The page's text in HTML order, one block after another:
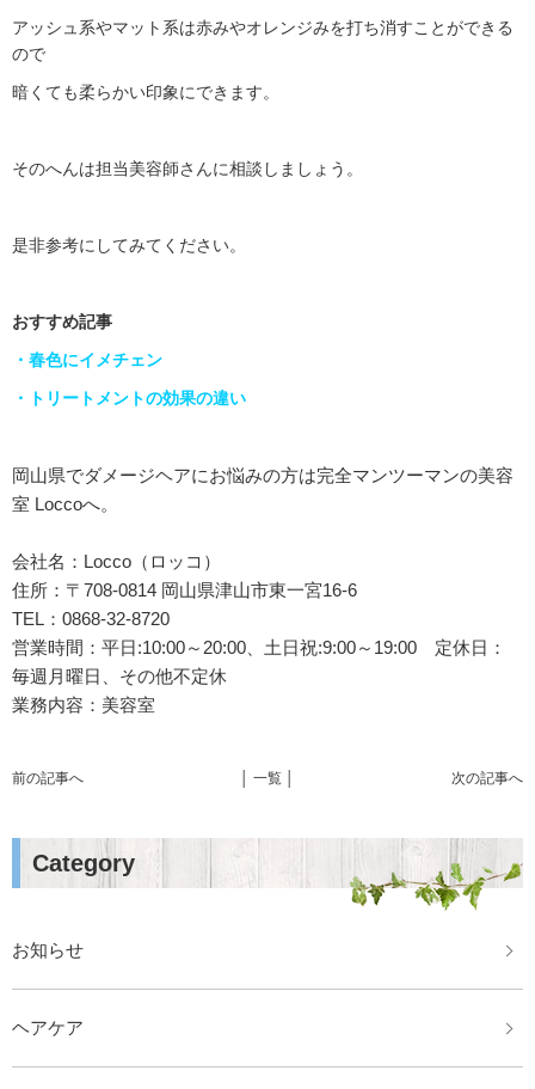
アッシュ系やマット系は赤みやオレンジみを打ち消すことができる
ので
暗くても柔らかい印象にできます。
そのへんは担当美容師さんに相談しましょう。
是非参考にしてみてください。
おすすめ記事
・春色にイメチェン
・トリートメントの効果の違い
岡山県でダメージヘアにお悩みの方は完全マンツーマンの美容
室 Loccoへ。
会社名：Locco（ロッコ）
住所：〒708-0814 岡山県津山市東一宮16-6
TEL：0868-32-8720
営業時間：平日:10:00～20:00、土日祝:9:00～19:00 定休日：
毎週月曜日、その他不定休
業務内容：美容室
前の記事へ 次の記事へ
│ 一覧 │
Category
お知らせ
ヘアケア